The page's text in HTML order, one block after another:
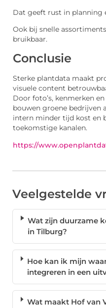
Dat geeft rust in planning
Ook bij snelle
bruikbaar.
Conclusie
Sterke plantdata maakt
visuele content
Door foto’s, kenmerken
bouwen groene bedrijven
intern minder tijd kost en
toekomstige kanalen.
https://
Veelgestelde
Wat zijn duurzame
in Tilburg?
Hoe kan ik mijn
integreren in een
Wat maakt Hof van